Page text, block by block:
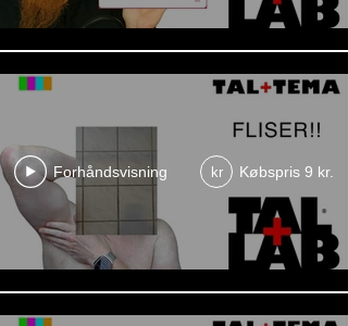
Forhåndsvisning kr Købspris 9 kr.